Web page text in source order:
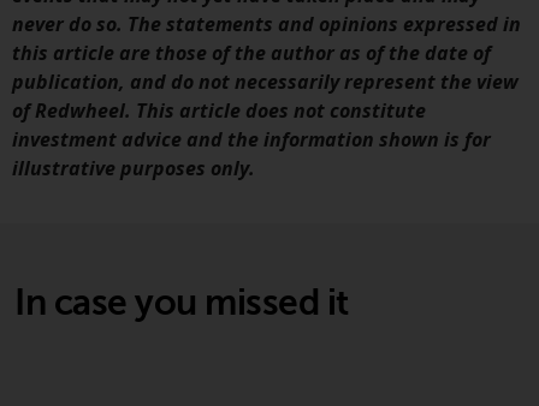
Ländern verteilt, in denen eine
solche Verteilung gegen lokale
Gesetze oder Vorschriften
verstoßen würde.
Diese Website ist weder ein
never do so. The statements and opinions expressed in
this article are those of the author as of the date of
publication, and do not necessarily represent the view
of Redwheel. This article does not constitute
investment advice and the information shown is for
illustrative purposes only.
In case you missed it